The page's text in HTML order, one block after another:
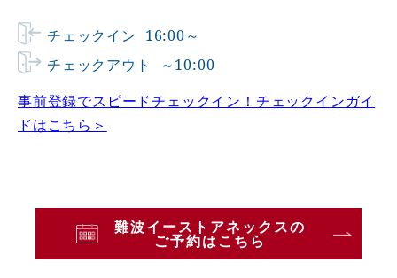
チェックイン 16:00～
チェックアウト
～10:00
事前登録でスピードチェックイン！チェックインガイ
ドはこちら＞
難波イーストアネックスの
ご予約はこちら